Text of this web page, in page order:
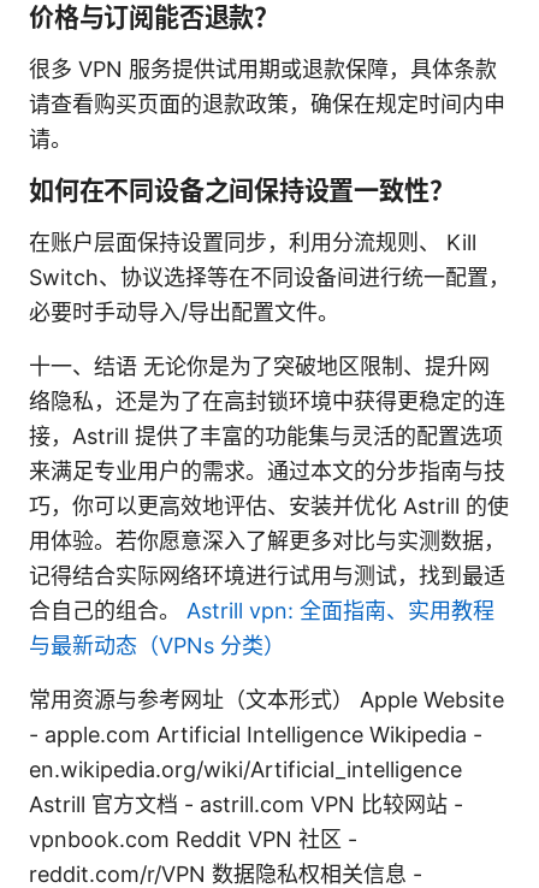
价格与订阅能否退款？
很多 VPN 服务提供试用期或退款保障，具体条款
请查看购买页面的退款政策，确保在规定时间内申
请。
如何在不同设备之间保持设置一致性？
在账户层面保持设置同步，利用分流规则、 Kill
Switch、协议选择等在不同设备间进行统一配置，
必要时手动导入/导出配置文件。
十一、结语 无论你是为了突破地区限制、提升网
络隐私，还是为了在高封锁环境中获得更稳定的连
接，Astrill 提供了丰富的功能集与灵活的配置选项
来满足专业用户的需求。通过本文的分步指南与技
巧，你可以更高效地评估、安装并优化 Astrill 的使
用体验。若你愿意深入了解更多对比与实测数据，
记得结合实际网络环境进行试用与测试，找到最适
合自己的组合。 Astrill vpn: 全面指南、实用教程
与最新动态（VPNs 分类）
常用资源与参考网址（文本形式） Apple Website
- apple.com Artificial Intelligence Wikipedia -
en.wikipedia.org/wiki/Artificial_intelligence
Astrill 官方文档 - astrill.com VPN 比较网站 -
vpnbook.com Reddit VPN 社区 -
reddit.com/r/VPN 数据隐私权相关信息 -